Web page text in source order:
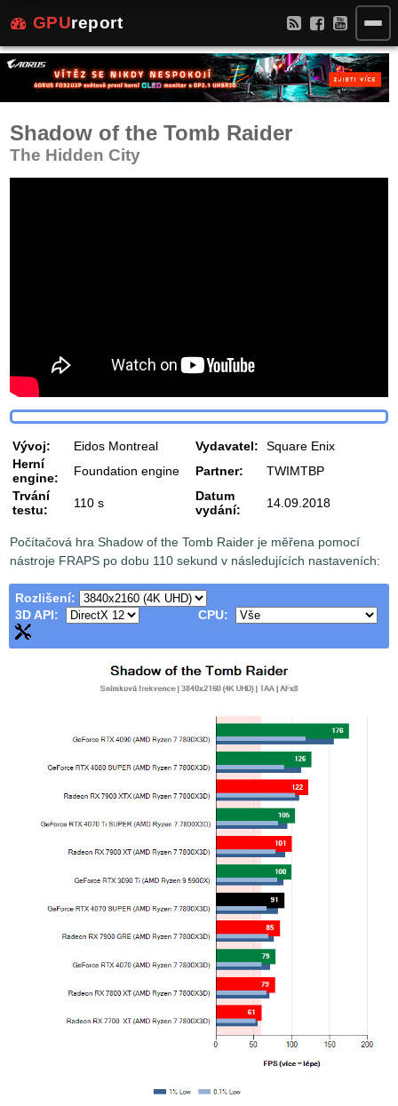
GPUreport
Shadow of the Tomb Raider
The Hidden City
Vývoj: Eidos Montreal Vydavatel:
Square Enix
Herní
engine:
Foundation engine Partner:
TWIMTBP
Trvání
testu:
110 s
Datum
vydání:
14.09.2018
Počítačová hra Shadow of the Tomb Raider je měřena pomocí
nástroje FRAPS po dobu 110 sekund v následujících nastaveních:
Rozlišení:
3D API:
CPU: